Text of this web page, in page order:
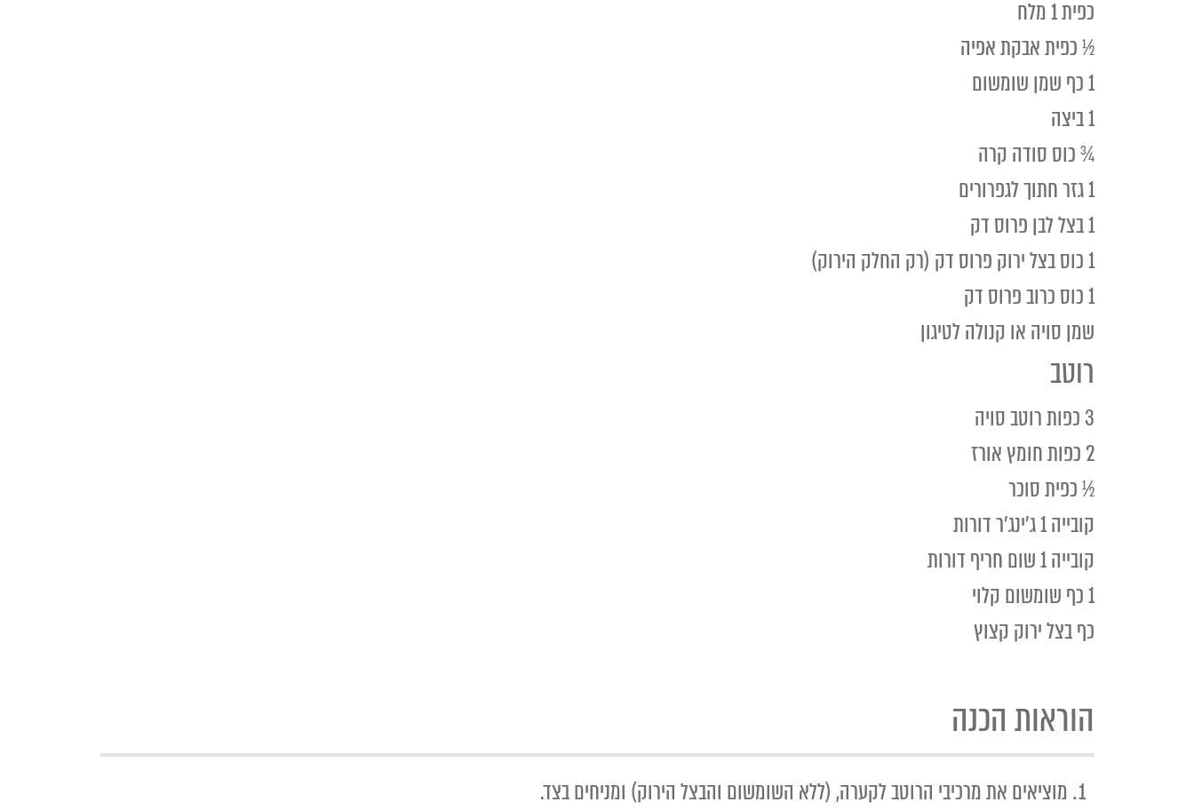
כפית 1 מלח
½ כפית אבקת אפיה
1 כף שמן שומשום
1 ביצה
¾ כוס סודה קרה
1 גזר חתוך לגפרורים
1 בצל לבן פרוס דק
1 כוס בצל ירוק פרוס דק (רק החלק הירוק)
1 כוס כרוב פרוס דק
שמן סויה או קנולה לטיגון
רוטב
3 כפות רוטב סויה
2 כפות חומץ אורז
½ כפית סוכר
קובייה 1 ג'ינג'ר דורות
קובייה 1 שום חריף דורות
1 כף שומשום קלוי
כף בצל ירוק קצוץ
הוראות הכנה
מוציאים את מרכיבי הרוטב לקערה, (ללא השומשום והבצל הירוק) ומניחים בצד.